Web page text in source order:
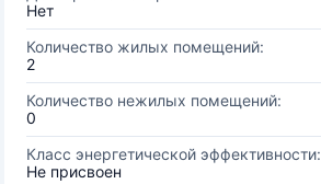
Нет
Количество жилых помещений:
2
Количество нежилых помещений:
0
Класс энергетической эффективности:
Не присвоен